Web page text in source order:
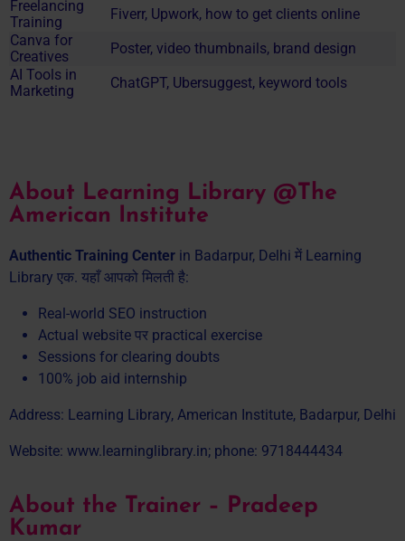
Freelancing
Training
Fiverr, Upwork, how to get clients online
Canva for
Creatives
Poster, video thumbnails, brand design
AI Tools in
Marketing
ChatGPT, Ubersuggest, keyword tools
About Learning Library @The
American Institute
Authentic Training Center in Badarpur, Delhi में Learning
Library एक. यहाँ आपको मिलती है:
Real-world SEO instruction
Actual website पर practical exercise
Sessions for clearing doubts
100% job aid internship
Address: Learning Library, American Institute, Badarpur, Delhi
Website: www.learninglibrary.in; phone: 9718444434
About the Trainer – Pradeep
Kumar